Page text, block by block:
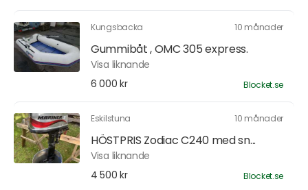
Kungsbacka 10 månader
Gummibåt , OMC 305 express.
Visa liknande
6 000 kr
Blocket.se
Eskilstuna 10 månader
HÖSTPRIS Zodiac C240 med sn...
Visa liknande
4 500 kr
Blocket.se